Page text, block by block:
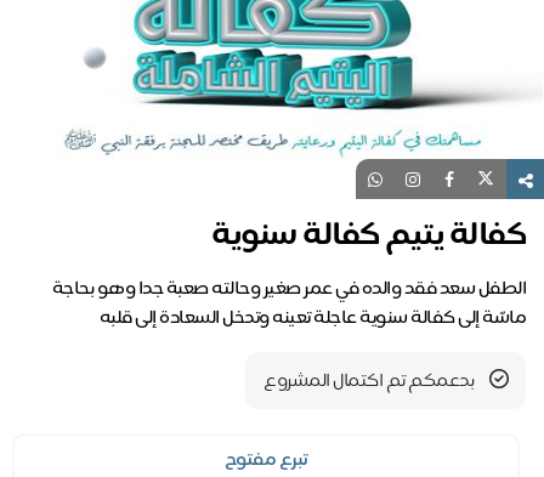
يتيم كفالة سنوية
سعد فقد والده في عمر صغير وحالته صعبة جدا وهو بحاجة
إلى كفالة سنوية عاجلة تعينه وتدخل السعادة إلى قلبه
بدعمكم تم اكتمال المشروع
تبرع مفتوح